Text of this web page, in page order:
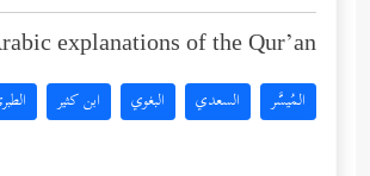
explanations of the Qur’an:
المُيسَّر السعدي البغوي ابن كثير